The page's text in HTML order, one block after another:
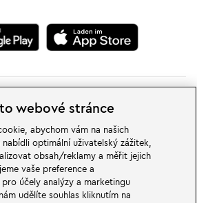
a zábavního parku LEGOLAND v
věci. Zažij vzrušující atrakce a spoustu legrace
je zábavní park pro rodiny s dětmi ve věku
se nachází nedaleko Günzburgu v Bavorsku.
jedním z největších zábavních parků v Bavorsku
webové stránce
abychom vám na našich
optimální uživatelský zážitek,
obsah/reklamy a měřit jejich
vaše preference a
účely analýzy a marketingu
udělíte souhlas kliknutím na